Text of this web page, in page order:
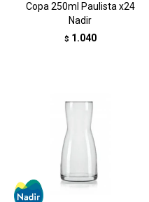
Copa 250ml Paulista x24
Nadir
$ 1.040